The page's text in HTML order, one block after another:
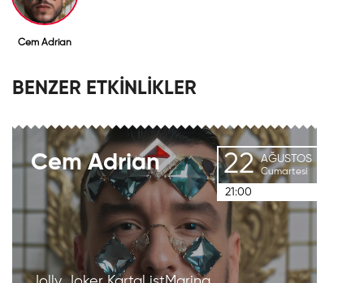
Cem Adrian
BENZER ETKİNLİKLER
CemAdrian 22 AĞUSTOS
Cumartesi
21:00